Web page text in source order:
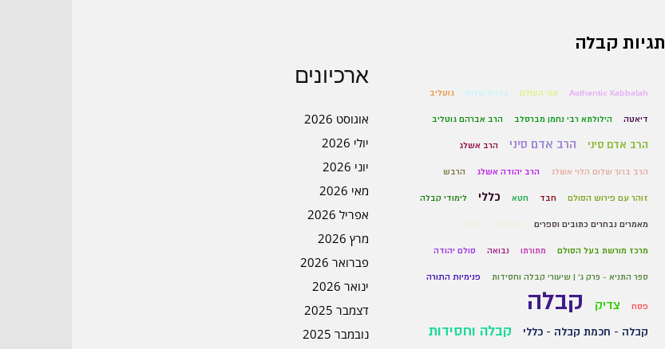
ארכיונים
אוגוסט 2026
יולי 2026
יוני 2026
מאי 2026
אפריל 2026
מרץ 2026
פברואר 2026
ינואר 2026
דצמבר 2025
נובמבר 2025
תגיות קבלה
Authentic Kabbalah אור הסולם ברכת שלום גוטליב
דיאטה הילולתא רבי נחמן מברסלב הרב אברהם גוטליב
הרב אדם סיני הרב אדם סיני הרב אשלג
הרב ברוך שלום הלוי אשלג הרב יהודה אשלג הרבש
זוהר עם פירוש הסולם חבד חטא כללי לימודי קבלה
מאמרים נבחרים כתובים וספרים מושגים ב- קבלה
מרכז מורשת בעל הסולם מתורתו נבואה סולם יהודה
ספר התניא - פרק ג' | שיעורי קבלה וחסידות פנימיות התורה
פסח צדיק קבלה
קבלה - חכמת קבלה - כללי קבלה וחסידות